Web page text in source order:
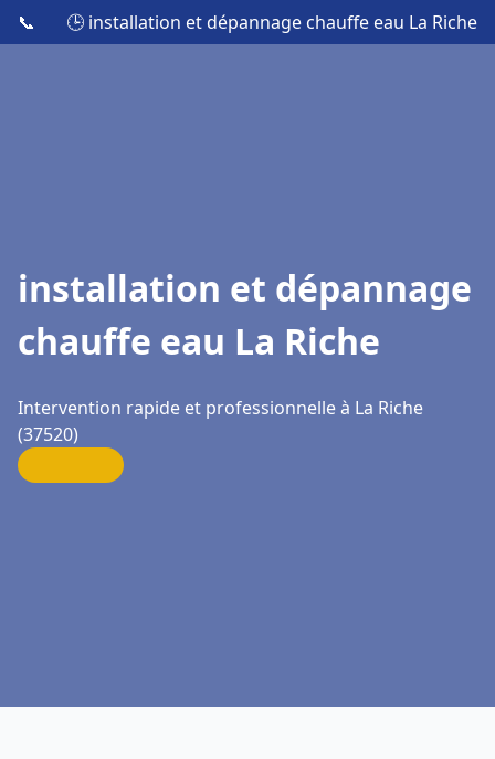
📞 🕒 installation et dépannage chauffe eau La Riche
installation et dépannage
chauffe eau La Riche
Intervention rapide et professionnelle à La Riche
(37520)